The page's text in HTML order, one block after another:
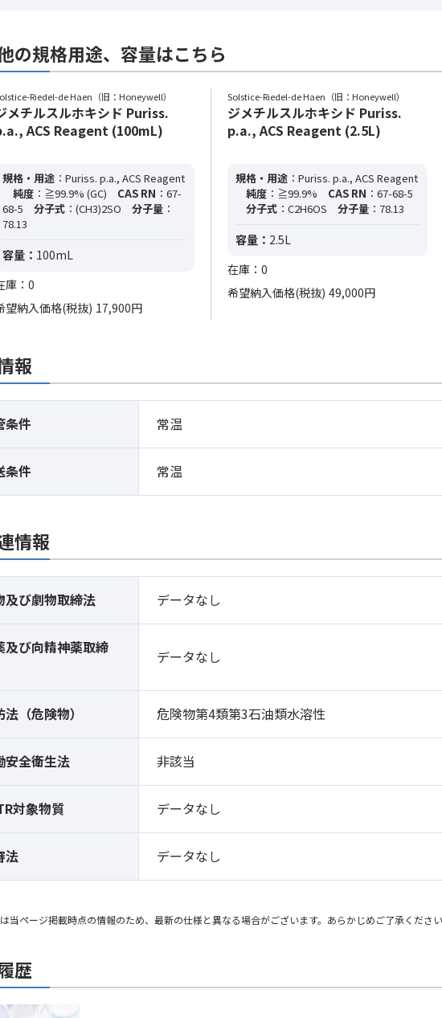
の規格用途、容量はこちら
Riedel-de Haen（旧：Honeywell）
メチルスルホキシド Puriss.
ACS Reagent (100mL)
規格・用途 ：Puriss. p.a., ACS Reagent
純度 ：≧99.9% (GC) CAS RN ：67-
68-5
分子式 ：(CH3)2SO 分子量 ：
78.13
容量： 100mL
庫：0
望納入価格(税抜) 17,900円
Solstice-Riedel-de Haen（旧：Honeywell）
ジメチルスルホキシド Puriss.
p.a., ACS Reagent (2.5L)
規格・用途 ：Puriss. p.a., ACS Reagent
純度 ：≧99.9% CAS RN ：67-68-5
分子式 ：C2H6OS 分子量 ：78.13
容量： 2.5L
在庫：0
希望納入価格(税抜) 49,000円
報
条件 常温
条件 常温
情報
及び劇物取締法 データなし
及び向精神薬取締
データなし
（危険物） 危険物第4類第3石油類水溶性
安全衛生法 非該当
対象物質 データなし
法 データなし
当ページ掲載時点の情報のため、最新の仕様と異なる場合がございます。あらかじめご了承くださ
歴